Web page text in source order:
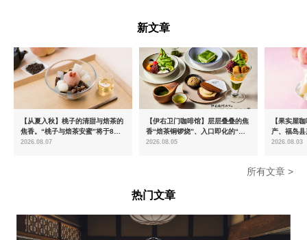
新文章
【从夏入秋】桃子的清甜与焙茶的
焦香。“桃子与焙茶安蜜”将于8月
中旬起限时发售
2026.08.07
【伊右卫门咖啡馆】层层叠叠的焦
香“焙茶铜锣烧”、入口即化的“宇
治抹茶提拉米苏”全新登场
2026.08.05
【果实屋
产、福岛
2026.08.03
所有文章 >
热门文章